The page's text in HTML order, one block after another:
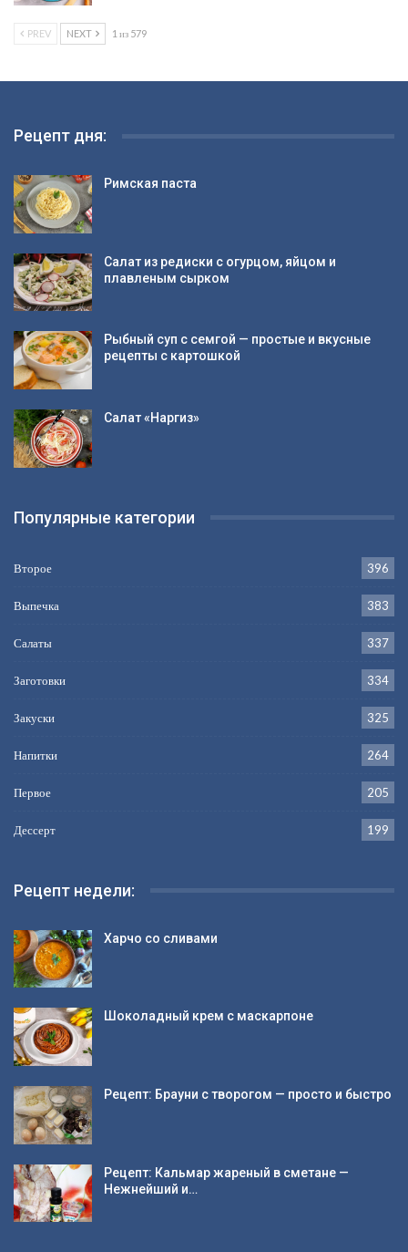
PREV NEXT 1 из 579
Рецепт дня:
Римская паста
Салат из редиски с огурцом, яйцом и
плавленым сырком
Рыбный суп с семгой — простые и вкусные
рецепты с картошкой
Салат «Наргиз»
Популярные категории
Второе 396
Выпечка 383
Салаты 337
Заготовки 334
Закуски 325
Напитки 264
Первое 205
Дессерт 199
Рецепт недели:
Харчо со сливами
Шоколадный крем с маскарпоне
Рецепт: Брауни с творогом — просто и быстро
Рецепт: Кальмар жареный в сметане —
Нежнейший и…